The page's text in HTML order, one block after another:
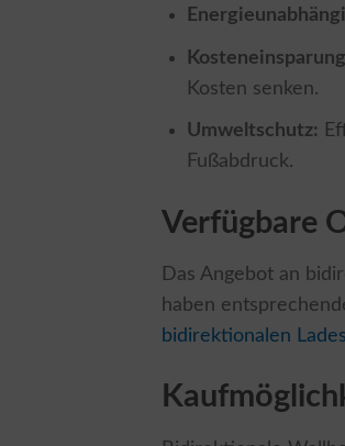
Kosten senken.
Umweltschutz:
Fußabdruck.
Verfügbare
Das Angebot an
haben
bidirektionalen